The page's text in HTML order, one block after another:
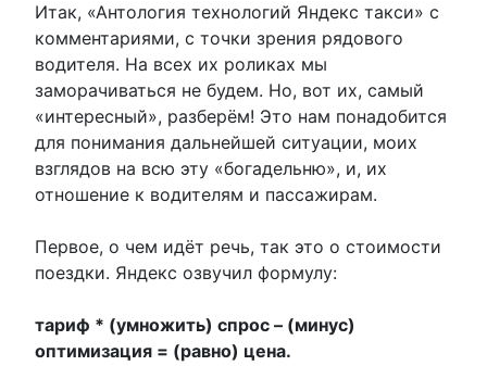
Итак, «Антология технологий Яндекс такси» с
комментариями, с точки зрения рядового
водителя. На всех их роликах мы
заморачиваться не будем. Но, вот их, самый
«интересный», разберём! Это нам понадобится
для понимания дальнейшей ситуации, моих
взглядов на всю эту «богадельню», и, их
отношение к водителям и пассажирам.
Первое, о чем идёт речь, так это о стоимости
поездки. Яндекс озвучил формулу:
тариф * (умножить) спрос – (минус)
оптимизация = (равно) цена.